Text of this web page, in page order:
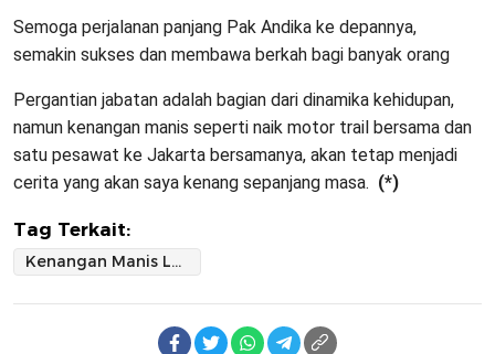
Semoga perjalanan panjang Pak Andika ke depannya,
semakin sukses dan membawa berkah bagi banyak orang
Pergantian jabatan adalah bagian dari dinamika kehidupan,
namun kenangan manis seperti naik motor trail bersama dan
satu pesawat ke Jakarta bersamanya, akan tetap menjadi
cerita yang akan saya kenang sepanjang masa. (*)
Tag Terkait:
Kenangan Manis Letkol Andika Dimata Awak Media Sidrap